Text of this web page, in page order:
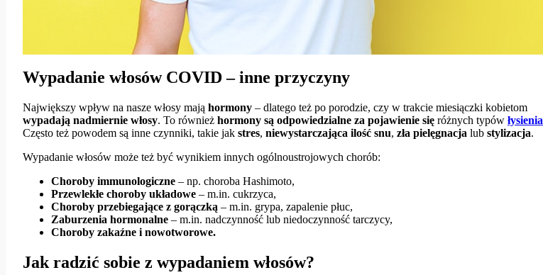
Wypadanie włosów COVID – inne przyczyny
Największy wpływ na nasze włosy mają hormony – dlatego też po porodzie, czy w trakcie miesiączki kobietom
wypadają nadmiernie włosy. To również hormony są odpowiedzialne za pojawienie się różnych typów łysienia
Często też powodem są inne czynniki, takie jak stres, niewystarczająca ilość snu, zła pielęgnacja lub stylizacja.
Wypadanie włosów może też być wynikiem innych ogólnoustrojowych chorób:
Choroby immunologiczne – np. choroba Hashimoto,
Przewlekłe choroby układowe – m.in. cukrzyca,
Choroby przebiegające z gorączką – m.in. grypa, zapalenie płuc,
Zaburzenia hormonalne – m.in. nadczynność lub niedoczynność tarczycy,
Choroby zakaźne i nowotworowe.
Jak radzić sobie z wypadaniem włosów?